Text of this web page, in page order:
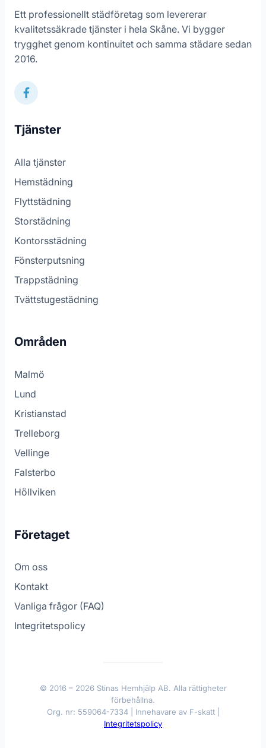
Ett professionellt städföretag som levererar
kvalitetssäkrade tjänster i hela Skåne. Vi bygger
trygghet genom kontinuitet och samma städare sedan
2016.
Tjänster
Alla tjänster
Hemstädning
Flyttstädning
Storstädning
Kontorsstädning
Fönsterputsning
Trappstädning
Tvättstugestädning
Områden
Malmö
Lund
Kristianstad
Trelleborg
Vellinge
Falsterbo
Höllviken
Företaget
Om oss
Kontakt
Vanliga frågor (FAQ)
Integritetspolicy
© 2016 – 2026 Stinas Hemhjälp AB. Alla rättigheter
förbehållna.
Org. nr: 559064-7334 | Innehavare av F-skatt |
Integritetspolicy